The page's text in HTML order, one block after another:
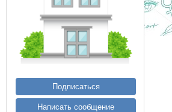
Подписаться
Написать сообщение